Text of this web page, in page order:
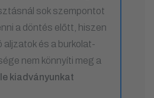
sok szempontot
a döntés előtt, hiszen
aljzatok és a burkolat-
nem könnyíti meg a
kiadványunkat